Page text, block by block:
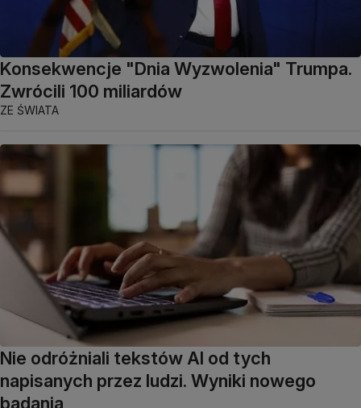
Konsekwencje "Dnia Wyzwolenia" Trumpa.
Zwrócili 100 miliardów
ZE ŚWIATA
Nie odróżniali tekstów AI od tych
napisanych przez ludzi. Wyniki nowego
badania